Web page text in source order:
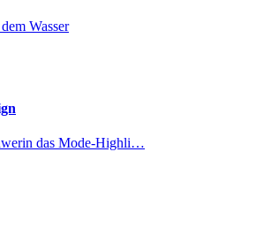
Wasser
das Mode-Highli…